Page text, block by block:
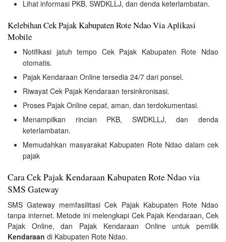
Lihat informasi PKB, SWDKLLJ, dan denda keterlambatan.
Kelebihan Cek Pajak Kabupaten Rote Ndao Via Aplikasi
Mobile
Notifikasi jatuh tempo Cek Pajak Kabupaten Rote Ndao
otomatis.
Pajak Kendaraan Online tersedia 24/7 dari ponsel.
Riwayat Cek Pajak Kendaraan tersinkronisasi.
Proses Pajak Online cepat, aman, dan terdokumentasi.
Menampilkan rincian PKB, SWDKLLJ, dan denda
keterlambatan.
Memudahkan masyarakat Kabupaten Rote Ndao dalam cek
pajak
Cara Cek Pajak Kendaraan Kabupaten Rote Ndao via
SMS Gateway
SMS Gateway memfasilitasi Cek Pajak Kabupaten Rote Ndao
tanpa internet. Metode ini melengkapi Cek Pajak Kendaraan, Cek
Pajak Online, dan Pajak Kendaraan Online untuk pemilik
Kendaraan di Kabupaten Rote Ndao.